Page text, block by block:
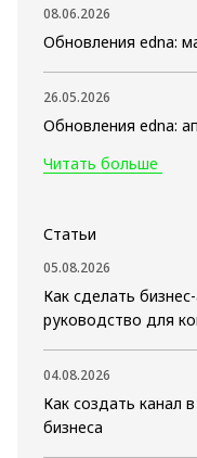
08.06.2026
Обновления edna:
26.05.2026
Обновления edna:
Читать больше
Статьи
05.08.2026
Как сделать
руководство для
04.08.2026
Как создать канал
бизнеса